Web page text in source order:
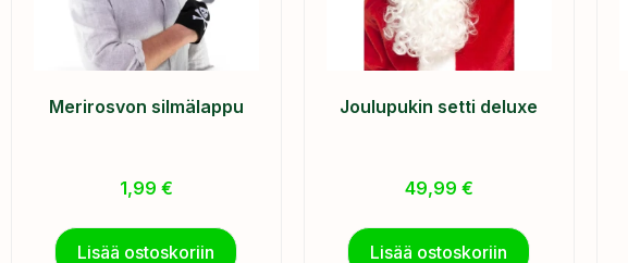
Merirosvon silmälappu
1,99 €
Lisää ostoskoriin
Joulupukin setti deluxe
49,99 €
Lisää ostoskoriin